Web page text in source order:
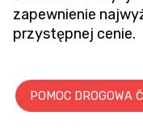
zapewnienie
przystępnej cenie.
POMOC